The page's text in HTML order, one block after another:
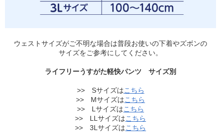
ウェストサイズがご不明な場合は普段お使いの下着やズボンの
サイズをご参考にしてください。
ライフリーうすがた軽快パンツ サイズ別
>> Sサイズはこちら
>> Mサイズはこちら
>> Lサイズはこちら
>> LLサイズはこちら
>> 3Lサイズはこちら